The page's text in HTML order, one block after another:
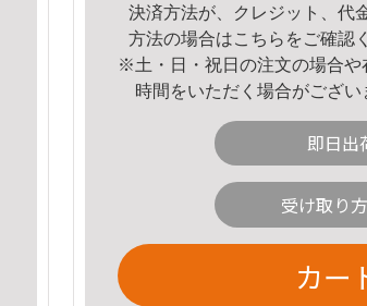
決済方法が、クレジット、代
方法の場合はこちら をご確認
※土・日・祝日の注文の場合や
時間をいただく場合がござい
即日出
受け取り
カー